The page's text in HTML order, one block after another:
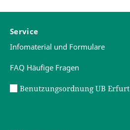
Service
Infomaterial und Formulare
FAQ Häufige Fragen
Benutzungsordnung UB Erfurt